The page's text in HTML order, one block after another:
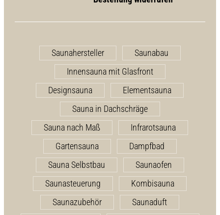
Saunahersteller
Saunabau
Innensauna mit Glasfront
Designsauna
Elementsauna
Sauna in Dachschräge
Sauna nach Maß
Infrarotsauna
Gartensauna
Dampfbad
Sauna Selbstbau
Saunaofen
Saunasteuerung
Kombisauna
Saunazubehör
Saunaduft